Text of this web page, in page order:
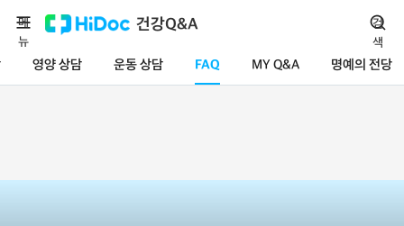
건강Q&A
영양 상담 운동 상담 FAQ MY Q&A 명예의 전당
메
뉴
검
색